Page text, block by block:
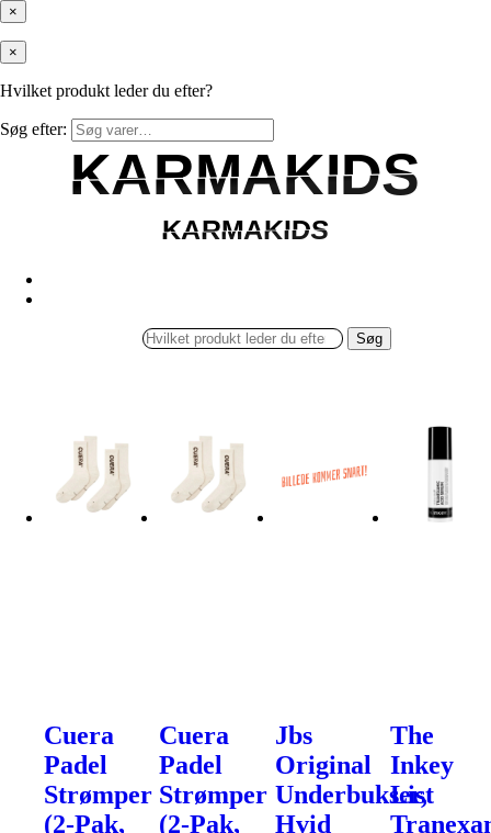
×
×
Hvilket produkt leder du efter?
Søg efter:
KARMAKIDS
KARMAKIDS
KARMAKIDS
KARMAKIDS
Søg
Cuera
Padel
Strømper
(2-Pak,
Cuera
Padel
Strømper
(2-Pak,
Jbs
Original
Underbukser,
Hvid
The
Inkey
List